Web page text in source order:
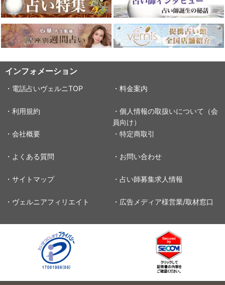
インフォメーション
・電話占いヴェルニTOP ・料金案内
・利用規約
・個人情報の取扱いについて（会
員向け）
・会社概要
・特定商取引
・よくある質問 ・お問い合わせ
・サイトマップ ・占い師募集求人情報
・ヴェルニアフィリエイト ・広告メディア様営業/取材窓口